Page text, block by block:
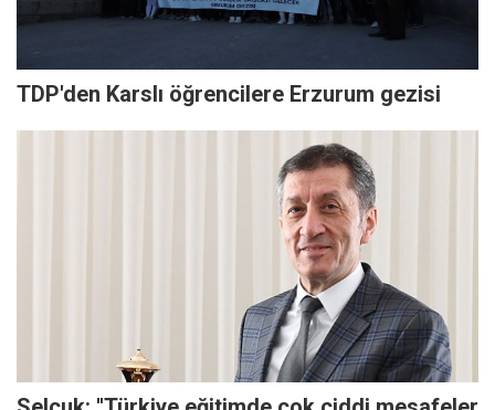
TDP'den Karslı öğrencilere Erzurum gezisi